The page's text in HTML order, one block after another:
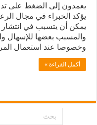
يعمدون إلى الضغط على
يؤكد الخبراء في مجال
يمكن أن يتسبب في انتشار
والمسبب بعضها للإسهال
وخصوصا عند استعمال
أكمل القراءة »